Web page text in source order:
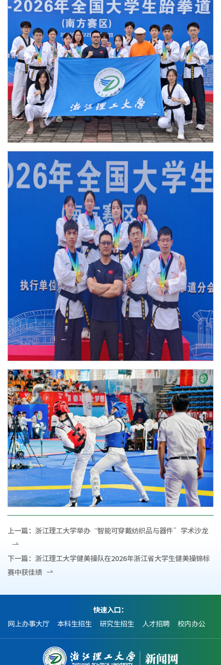
上一篇： 浙江理工大学举办“智能可穿戴纺织品与器件”学术沙龙
下一篇： 浙江理工大学健美操队在2026年浙江省大学生健美操锦标
赛中获佳绩
快速入口：
网上办事大厅
本科生招生 研究生招生 人才招聘 校内办公